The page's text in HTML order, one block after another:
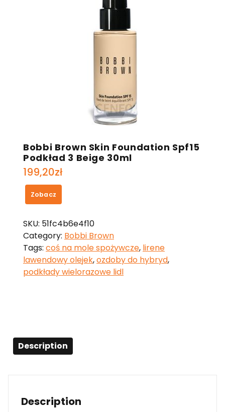
Bobbi Brown Skin Foundation Spf15
Podkład 3 Beige 30ml
199,20zł
Zobacz
SKU: 51fc4b6e4f10
Category: Bobbi Brown
Tags: coś na mole spożywcze, lirene
lawendowy olejek,ozdoby do hybryd,
podkłady wielorazowe lidl
Description
Description